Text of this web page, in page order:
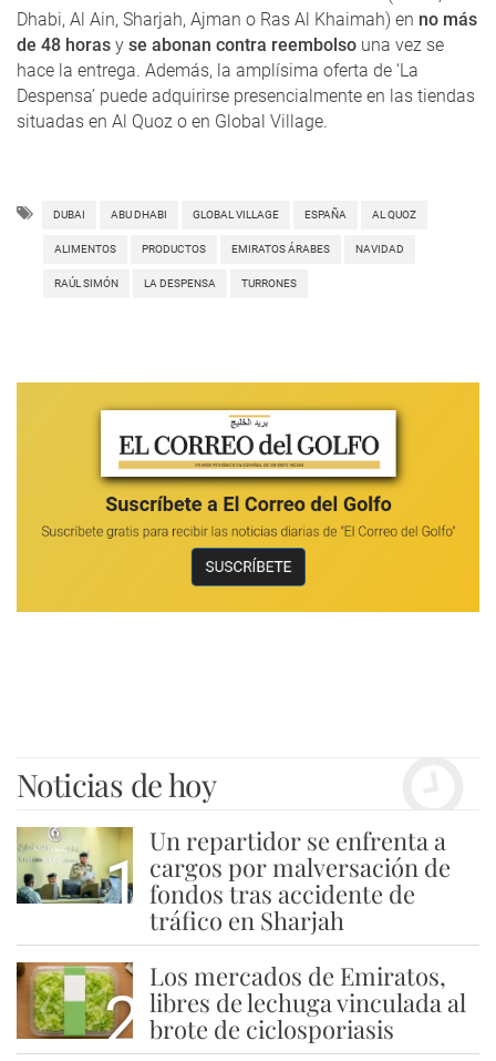
Dhabi, Al Ain, Sharjah, Ajman o Ras Al Khaimah) en no más
de 48 horas y se abonan contra reembolso una vez se
hace la entrega. Además, la amplísima oferta de ‘La
Despensa’ puede adquirirse presencialmente en las tiendas
situadas en Al Quoz o en Global Village.
DUBAI ABU DHABI GLOBAL VILLAGE ESPAÑA AL QUOZ
ALIMENTOS PRODUCTOS EMIRATOS ÁRABES NAVIDAD
RAÚL SIMÓN LA DESPENSA TURRONES
Noticias de hoy
1
Un repartidor se enfrenta a
cargos por malversación de
fondos tras accidente de
tráfico en Sharjah
2
Los mercados de Emiratos,
libres de lechuga vinculada al
brote de ciclosporiasis